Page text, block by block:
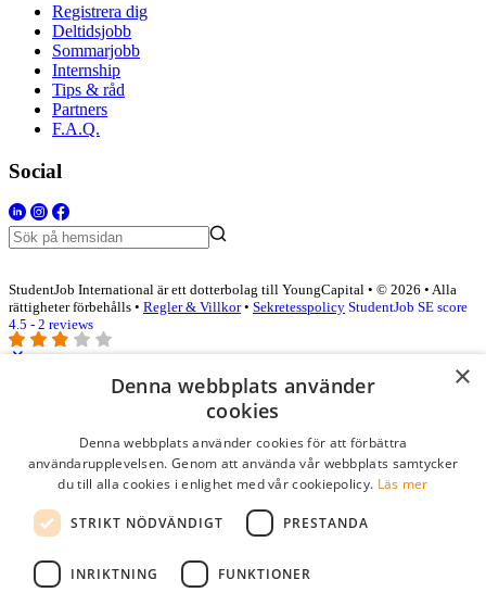
Registrera dig
Deltidsjobb
Sommarjobb
Internship
Tips & råd
Partners
F.A.Q.
Social
StudentJob International är ett dotterbolag till YoungCapital • © 2026 • Alla
rättigheter förbehålls • Regler & Villkor• Sekretesspolicy StudentJob SE score
4.5 - 2 reviews
Logga in som företag
Lösenord
kom ihåg mig
logga in
×
Denna webbplats använder
cookies
Denna webbplats använder cookies för att förbättra
användarupplevelsen. Genom att använda vår webbplats samtycker
du till alla cookies i enlighet med vår cookiepolicy. Läs mer
STRIKT NÖDVÄNDIGT PRESTANDA
INRIKTNING FUNKTIONER